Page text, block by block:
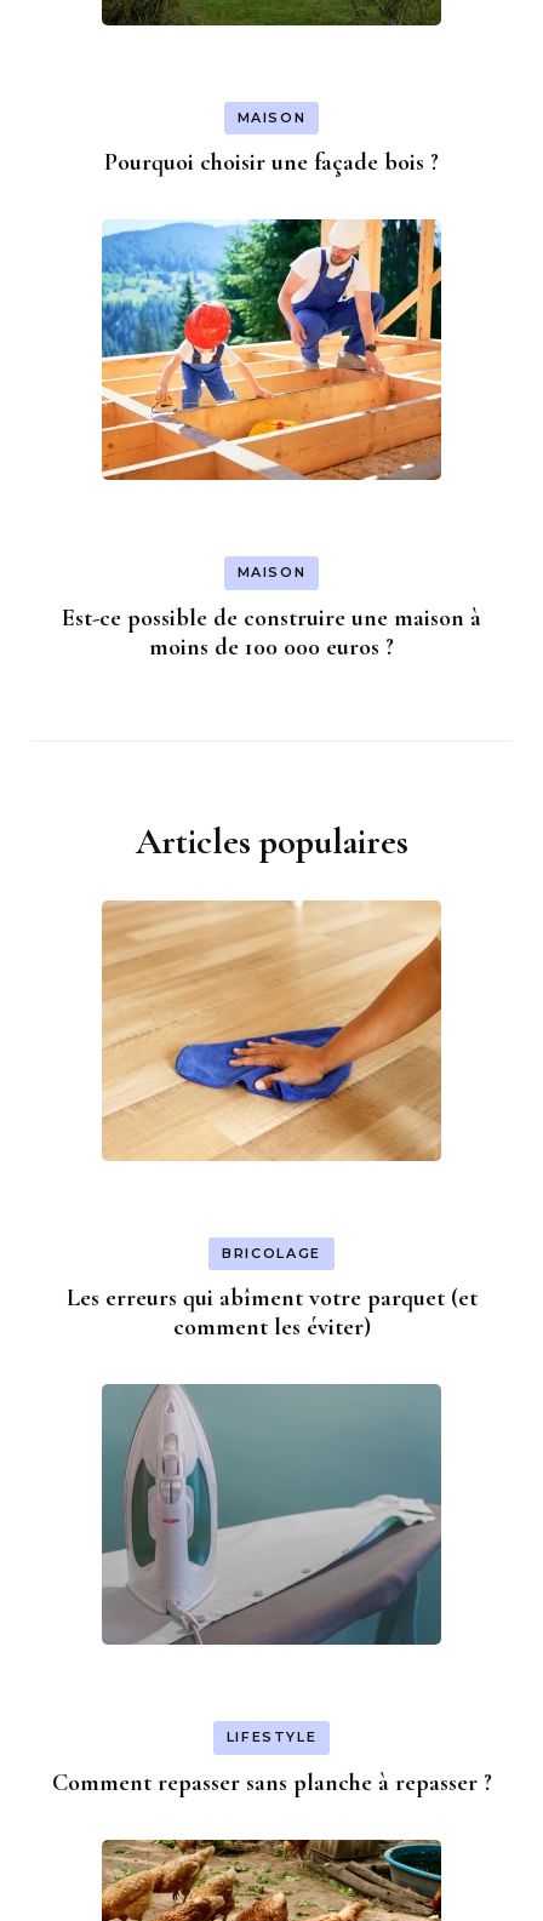
MAISON
Pourquoi choisir une façade bois ?
MAISON
Est-ce possible de construire une maison à
moins de 100 000 euros ?
Articles populaires
BRICOLAGE
Les erreurs qui abîment votre parquet (et
comment les éviter)
LIFESTYLE
Comment repasser sans planche à repasser ?